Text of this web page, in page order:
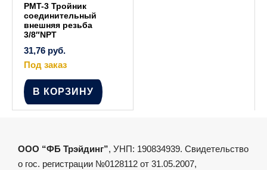
PMT-3 Тройник
соединительный
внешняя резьба
3/8″NPT
31,76 руб.
Под заказ
В КОРЗИНУ
ООО “ФБ Трэйдинг”, УНП: 190834939. Свидетельство
о гос. регистрации №0128112 от 31.05.2007,